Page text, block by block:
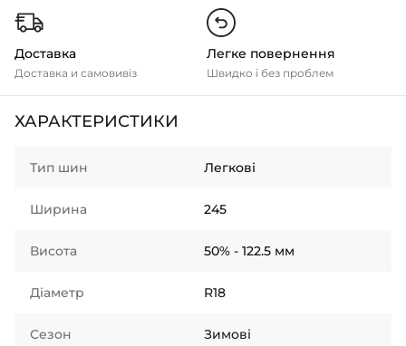
Доставка
Доставка и самовивіз
Легке повернення
Швидко і без проблем
ХАРАКТЕРИСТИКИ
Тип шин Легкові
Ширина 245
Висота 50% - 122.5 мм
Діаметр R18
Сезон Зимові